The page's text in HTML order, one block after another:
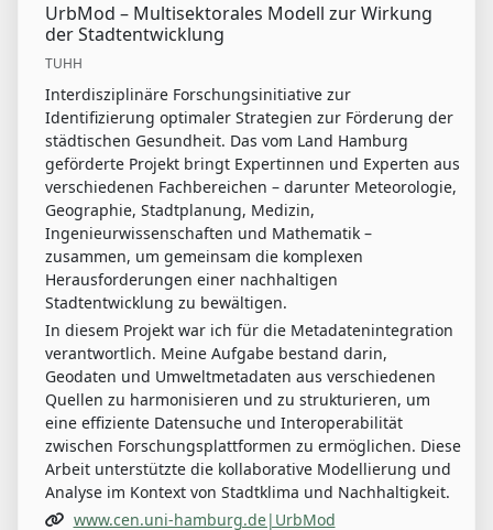
UrbMod – Multisektorales Modell zur Wirkung
der Stadtentwicklung
TUHH
Interdisziplinäre Forschungsinitiative zur
Identifizierung optimaler Strategien zur Förderung der
städtischen Gesundheit. Das vom Land Hamburg
geförderte Projekt bringt Expertinnen und Experten aus
verschiedenen Fachbereichen – darunter Meteorologie,
Geographie, Stadtplanung, Medizin,
Ingenieurwissenschaften und Mathematik –
zusammen, um gemeinsam die komplexen
Herausforderungen einer nachhaltigen
Stadtentwicklung zu bewältigen.
In diesem Projekt war ich für die Metadatenintegration
verantwortlich. Meine Aufgabe bestand darin,
Geodaten und Umweltmetadaten aus verschiedenen
Quellen zu harmonisieren und zu strukturieren, um
eine effiziente Datensuche und Interoperabilität
zwischen Forschungsplattformen zu ermöglichen. Diese
Arbeit unterstützte die kollaborative Modellierung und
Analyse im Kontext von Stadtklima und Nachhaltigkeit.
www.cen.uni-hamburg.de|UrbMod